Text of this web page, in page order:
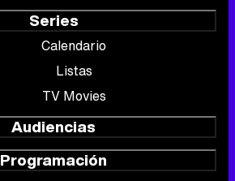
Series
Calendario
Listas
TV Movies
Audiencias
Programación